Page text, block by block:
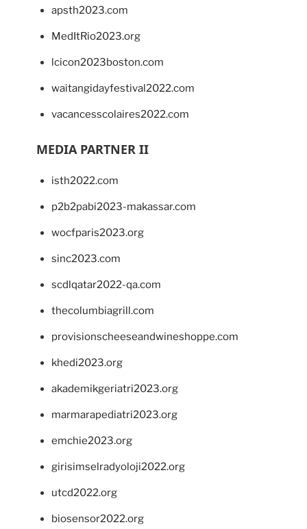
apsth2023.com
MedItRio2023.org
lcicon2023boston.com
waitangidayfestival2022.com
vacancesscolaires2022.com
MEDIA PARTNER II
isth2022.com
p2b2pabi2023-makassar.com
wocfparis2023.org
sinc2023.com
scdlqatar2022-qa.com
thecolumbiagrill.com
provisionscheeseandwineshoppe.com
khedi2023.org
akademikgeriatri2023.org
marmarapediatri2023.org
emchie2023.org
girisimselradyoloji2022.org
utcd2022.org
biosensor2022.org